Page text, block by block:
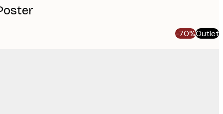
-70%Outlet